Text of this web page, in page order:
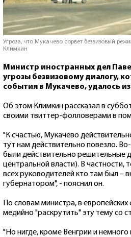
Угроза, что Мукачево сорвет безвизовый
Климкин
Министр иностранных дел
угрозы безвизовому диалогу,
события в Мукачево, удалось
Об этом Климкин рассказал в
своими твиттер-фолловерами в
"К счастью, Мукачево
тут нам действительно повезло.
были действительно решительные
центральной власти). В частности,
всех руководителей кто там был –
губернатором", - пояснил он.
По словам министра, в
медийно "раскрутить" эту тему со
"Но нигде, кроме Венгрии и немного